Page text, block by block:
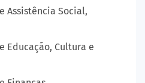
Assistência Social,
Educação, Cultura e